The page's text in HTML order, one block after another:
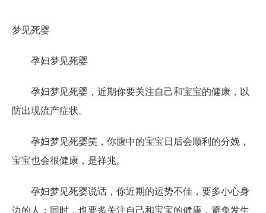
梦见死婴
孕妇梦见死婴
孕妇梦见死婴，近期你要关注自己和宝宝的健康，以
防出现流产症状。
孕妇梦见死婴笑，你腹中的宝宝日后会顺利的分娩，
宝宝也会很健康，是祥兆。
孕妇梦见死婴说话，你近期的运势不佳，要多小心身
边的人；同时，也要多关注自己和宝宝的健康，避免发生